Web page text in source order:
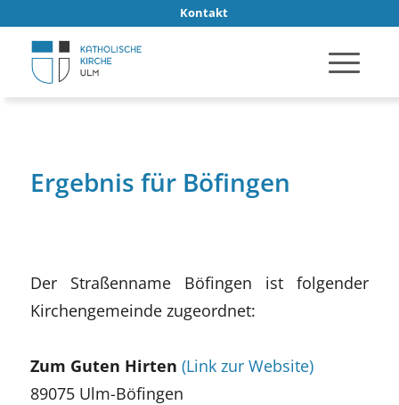
Kontakt
Ergebnis für Böfingen
Der Straßenname Böfingen ist folgender
Kirchengemeinde zugeordnet:
Zum Guten Hirten (Link zur Website)
89075 Ulm-Böfingen